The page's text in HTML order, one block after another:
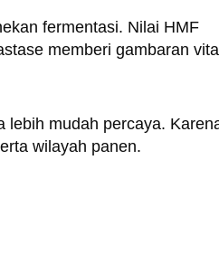
fermentasi. Nilai HMF
memberi gambaran
mudah percaya.
wilayah panen.